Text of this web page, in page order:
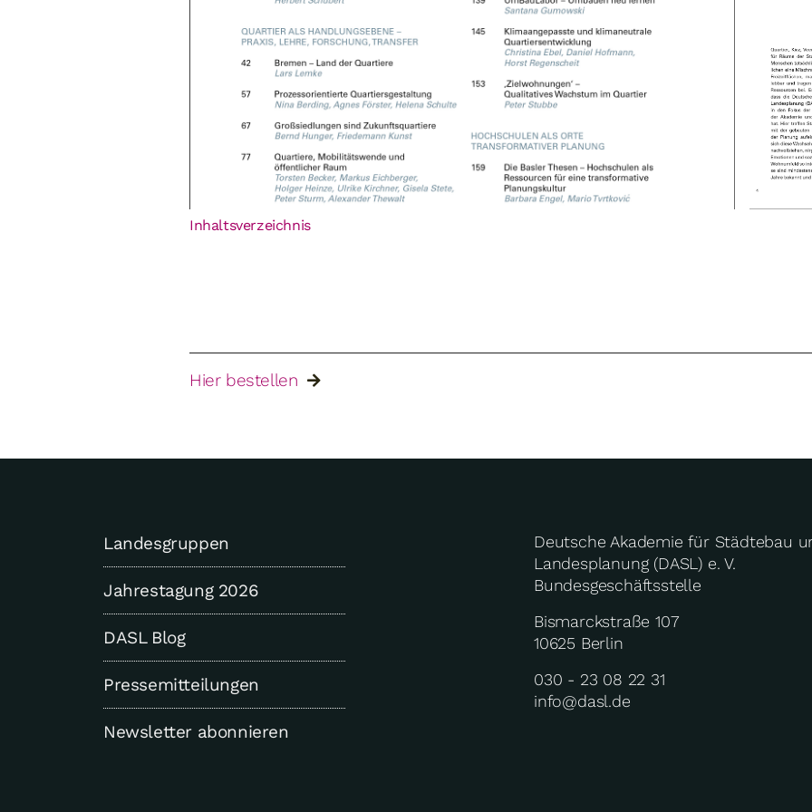
Inhaltsverzeichnis
Hier bestellen
Landesgruppen
Jahrestagung 2026
DASL Blog
Pressemitteilungen
Newsletter abonnieren
Deutsche Akademie für Städtebau
Landesplanung (DASL) e. V.
Bundesgeschäftsstelle
Bismarckstraße 107
10625 Berlin
030 - 23 08 22 31
info@dasl.de